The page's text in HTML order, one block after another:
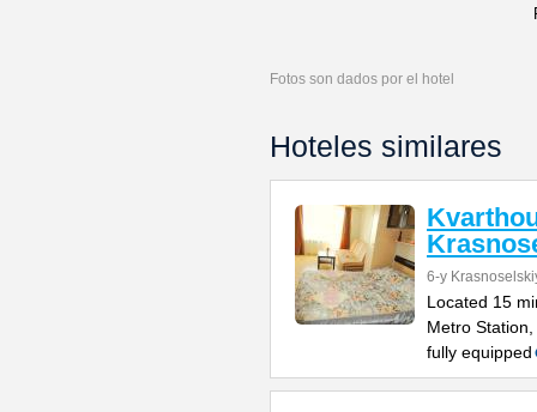
Fotos son dados por el hotel
Hoteles similares
6-y
Located 15
Metro
fully equipped